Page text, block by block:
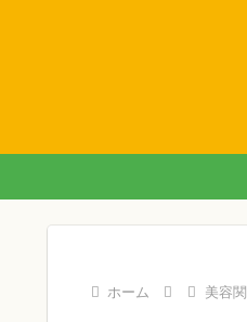
ホーム 美容